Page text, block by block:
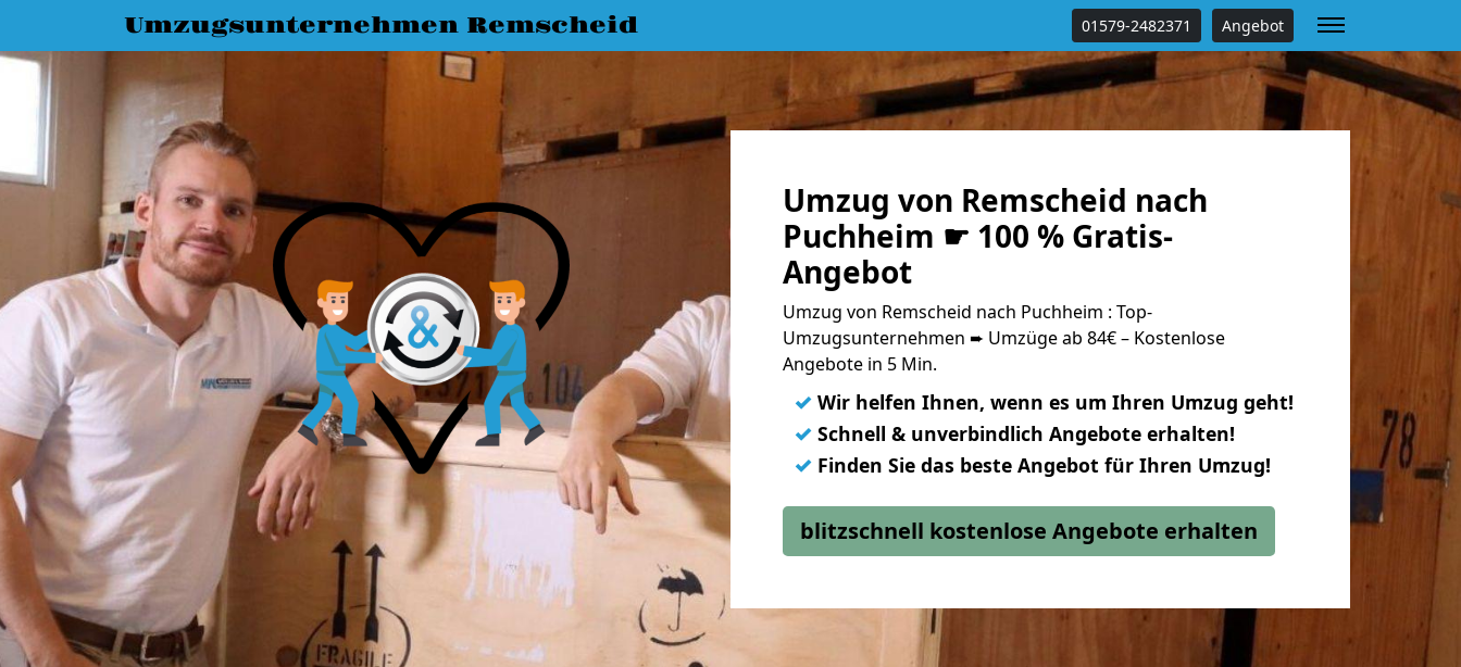
Umzugsunternehmen Remscheid 01579-2482371 Angebot
Umzug von Remscheid nach
Puchheim ☛ 100 % Gratis-
Angebot
Umzug von Remscheid nach Puchheim : Top-
Umzugsunternehmen ➨ Umzüge ab 84€ – Kostenlose
Angebote in 5 Min.
✓ Wir helfen Ihnen, wenn es um Ihren Umzug geht!
✓ Schnell & unverbindlich Angebote erhalten!
✓ Finden Sie das beste Angebot für Ihren Umzug!
blitzschnell kostenlose Angebote erhalten